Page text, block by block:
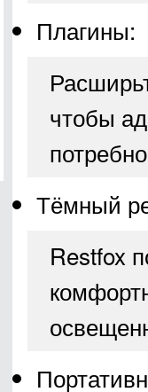
Плагины:
чтобы
Тёмный
Restfox